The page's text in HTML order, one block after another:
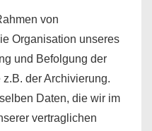
von
Organisation unseres
und Befolgung der
der Archivierung.
Daten, die wir im
vertraglichen